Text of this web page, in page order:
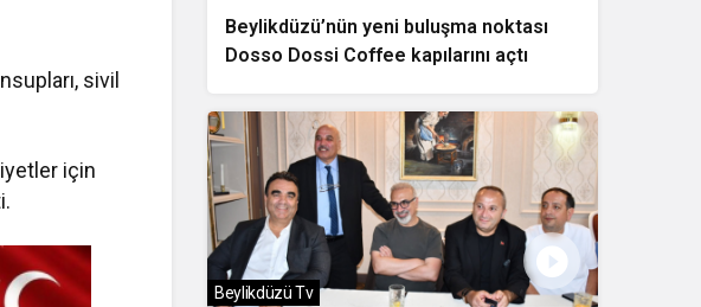
sivil
için
Beylikdüzü’nün yeni buluşma noktası
Dosso Dossi Coffee kapılarını açtı
Beylikdüzü Tv